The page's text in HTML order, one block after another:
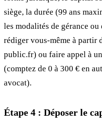
siège, la durée (99 ans
les modalités de gérance
rédiger vous-même à partir
public.fr) ou faire appel à
(comptez de 0 à 300 € en
avocat).
Étape 4 : Déposer le